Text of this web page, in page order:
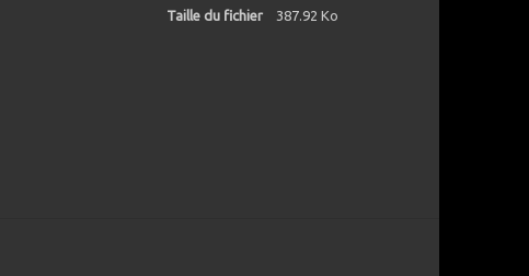
Taille du fichier 387.92 Ko